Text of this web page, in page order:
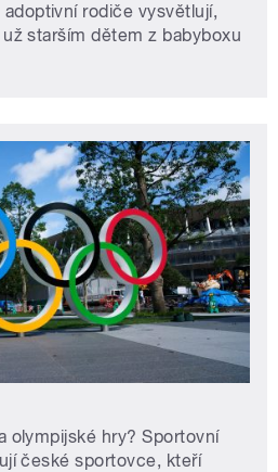
rodiče vysvětlují,
starším dětem z babyboxu
olympijské hry? Sportovní
české sportovce, kteří